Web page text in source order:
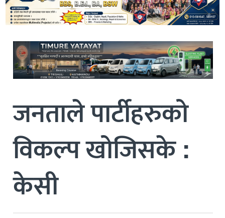
जनताले पार्टीहरुको
विकल्प खोजिसके :
केसी